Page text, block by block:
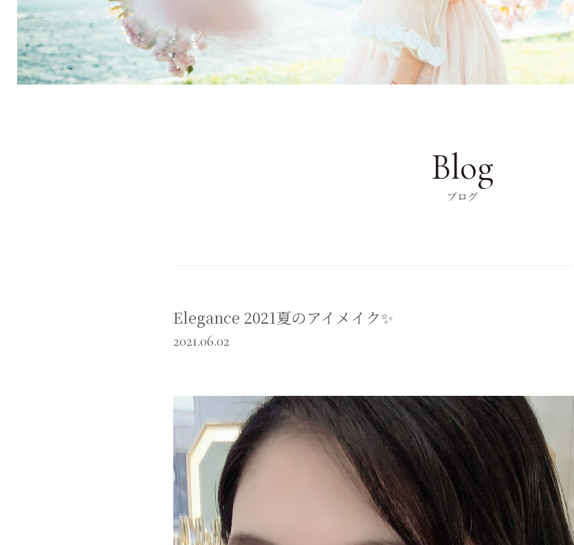
Blog
ブログ
Elegance 2021夏のアイメイク✨
2021.06.02